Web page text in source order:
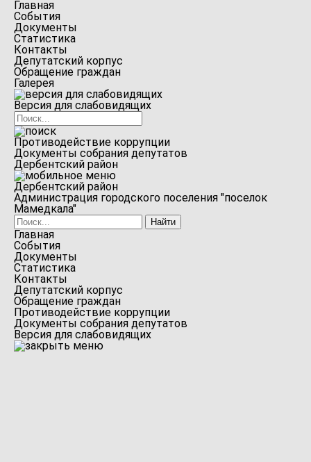
Главная
События
Документы
Статистика
Контакты
Депутатский корпус
Обращение граждан
Галерея
Версия для слабовидящих
Противодействие коррупции
Документы собрания депутатов
Дербентский район
Дербентский район
Администрация городского поселения "поселок
Мамедкала"
Главная
События
Документы
Статистика
Контакты
Депутатский корпус
Обращение граждан
Противодействие коррупции
Документы собрания депутатов
Версия для слабовидящих